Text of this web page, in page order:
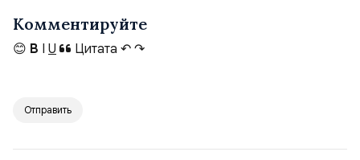
Комментируйте
😊 B I U Цитата ↶ ↷
Отправить